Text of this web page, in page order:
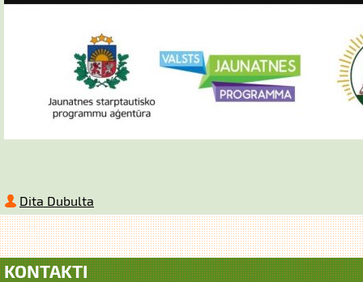
Dita Dubulta
KONTAKTI